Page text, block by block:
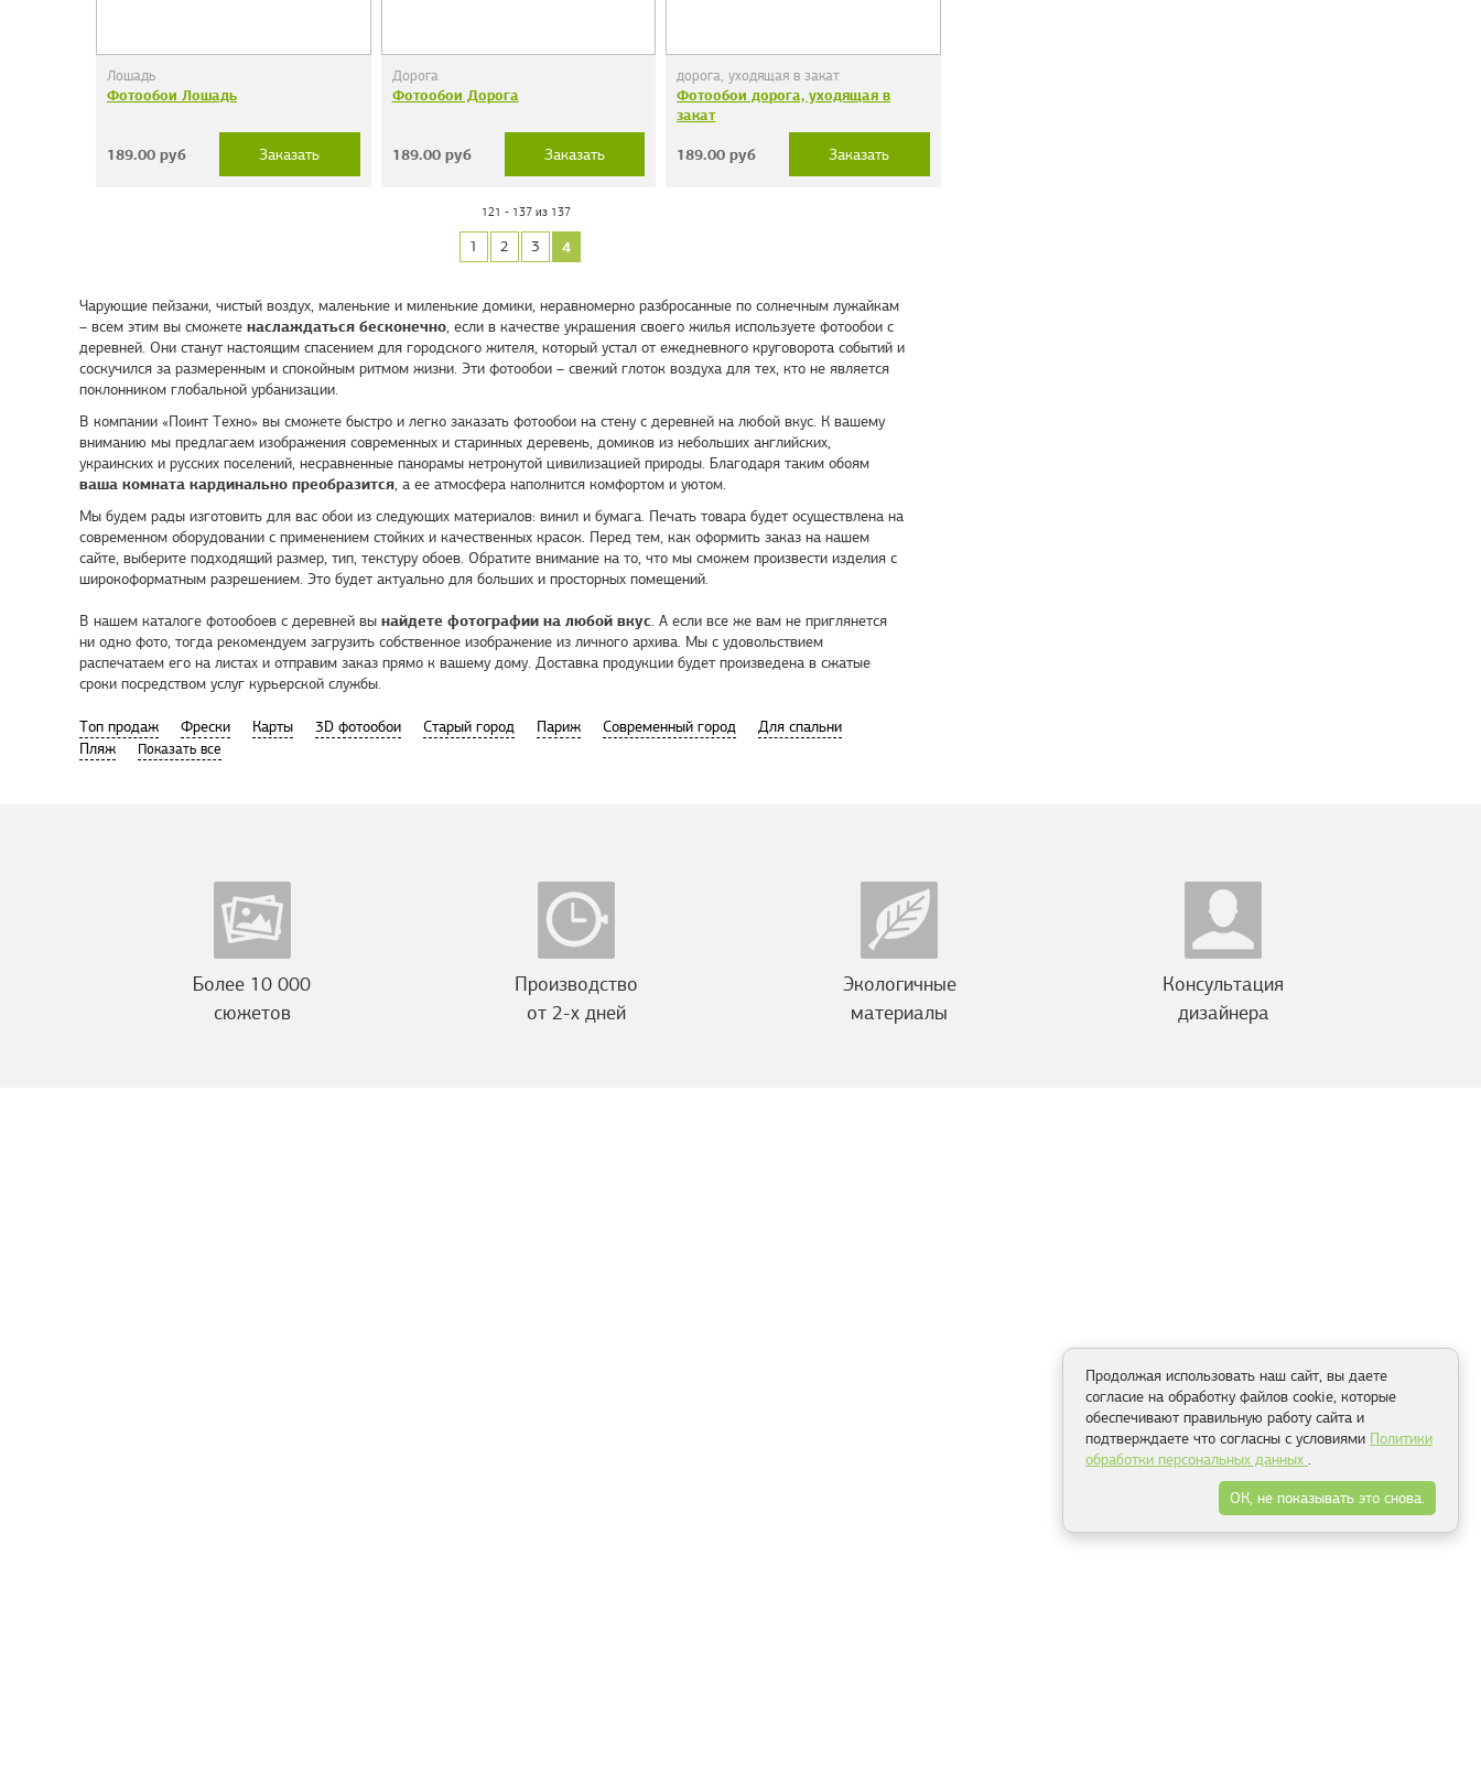
Лошадь
Фотообои Лошадь
189.00руб Заказать
Дорога
Фотообои Дорога
189.00руб Заказать
дорога, уходящая в закат
Фотообои дорога, уходящая в
закат
189.00 руб Заказать
121 - 137 из 137
1 2 3 4
Чарующие пейзажи, чистый воздух, маленькие и миленькие домики, неравномерно разбросанные по солнечным лужайкам
– всем этим вы сможете наслаждаться бесконечно, если в качестве украшения своего жилья используете фотообои с
деревней. Они станут настоящим спасением для городского жителя, который устал от ежедневного круговорота событий и
соскучился за размеренным и спокойным ритмом жизни. Эти фотообои – свежий глоток воздуха для тех, кто не является
поклонником глобальной урбанизации.
В компании «Поинт Техно» вы сможете быстро и легко заказать фотообои на стену с деревней на любой вкус. К вашему
вниманию мы предлагаем изображения современных и старинных деревень, домиков из небольших английских,
украинских и русских поселений, несравненные панорамы нетронутой цивилизацией природы. Благодаря таким обоям
ваша комната кардинально преобразится, а ее атмосфера наполнится комфортом и уютом.
Мы будем рады изготовить для вас обои из следующих материалов: винил и бумага. Печать товара будет осуществлена на
современном оборудовании с применением стойких и качественных красок. Перед тем, как оформить заказ на нашем
сайте, выберите подходящий размер, тип, текстуру обоев. Обратите внимание на то, что мы сможем произвести изделия с
широкоформатным разрешением. Это будет актуально для больших и просторных помещений.
В нашем каталоге фотообоев с деревней вы найдете фотографии на любой вкус. А если все же вам не приглянется
ни одно фото, тогда рекомендуем загрузить собственное изображение из личного архива. Мы с удовольствием
распечатаем его на листах и отправим заказ прямо к вашему дому. Доставка продукции будет произведена в сжатые
сроки посредством услуг курьерской службы.
Tоп продаж Фрески Карты 3D фотообои Старый город Париж Современный город
Для спальни
Пляж
Более 10 000
сюжетов
Производство
от 2-х дней
Экологичные
материалы
Консультация
дизайнера
Продолжая использовать наш сайт, вы даете
согласие на обработку файлов cookie, которые
обеспечивают правильную работу сайта и
подтверждаете что согласны с условиями Политики
обработки персональных данных .
ОК, не показывать это снова.